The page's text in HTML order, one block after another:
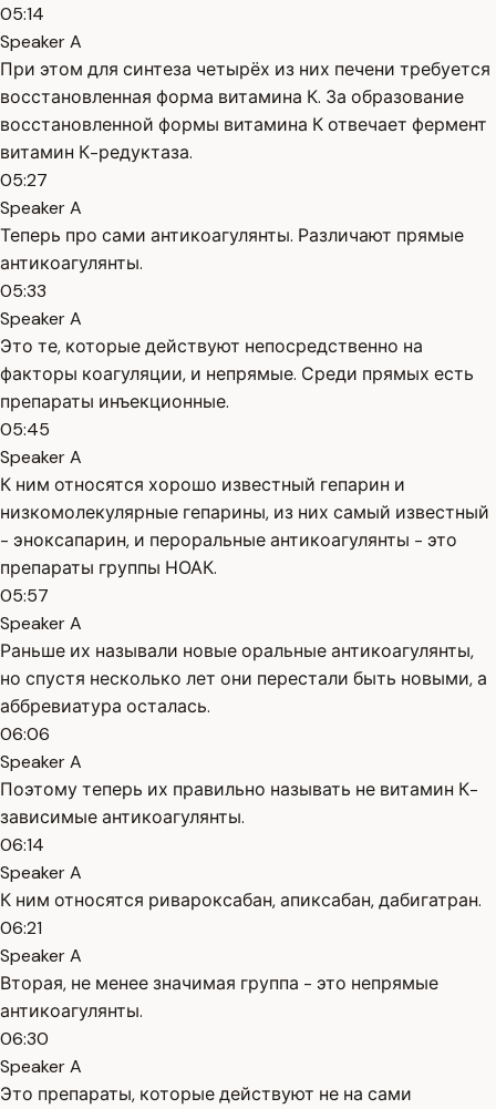
05:14
Speaker A
При этом для синтеза четырёх из них печени требуется
восстановленная форма витамина К. За образование
восстановленной формы витамина К отвечает фермент
витамин К-редуктаза.
05:27
Speaker A
Теперь про сами антикоагулянты. Различают прямые
антикоагулянты.
05:33
Speaker A
Это те, которые действуют непосредственно на
факторы коагуляции, и непрямые. Среди прямых есть
препараты инъекционные.
05:45
Speaker A
К ним относятся хорошо известный гепарин и
низкомолекулярные гепарины, из них самый известный
- эноксапарин, и пероральные антикоагулянты - это
препараты группы НОАК.
05:57
Speaker A
Раньше их называли новые оральные антикоагулянты,
но спустя несколько лет они перестали быть новыми, а
аббревиатура осталась.
06:06
Speaker A
Поэтому теперь их правильно называть не витамин К-
зависимые антикоагулянты.
06:14
Speaker A
К ним относятся ривароксабан, апиксабан, дабигатран.
06:21
Speaker A
Вторая, не менее значимая группа - это непрямые
антикоагулянты.
06:30
Speaker A
Это препараты, которые действуют не на сами